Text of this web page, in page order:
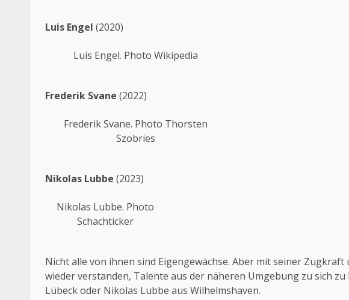
Luis Engel (2020)
Luis Engel. Photo Wikipedia
Frederik Svane (2022)
Frederik Svane. Photo Thorsten
Szobries
Nikolas Lubbe (2023)
Nikolas Lubbe. Photo
Schachticker
Nicht alle von ihnen sind Eigengewächse. Aber mit seiner
wieder verstanden, Talente aus der näheren Umgebung zu sich zu
Lübeck oder Nikolas Lubbe aus Wilhelmshaven.